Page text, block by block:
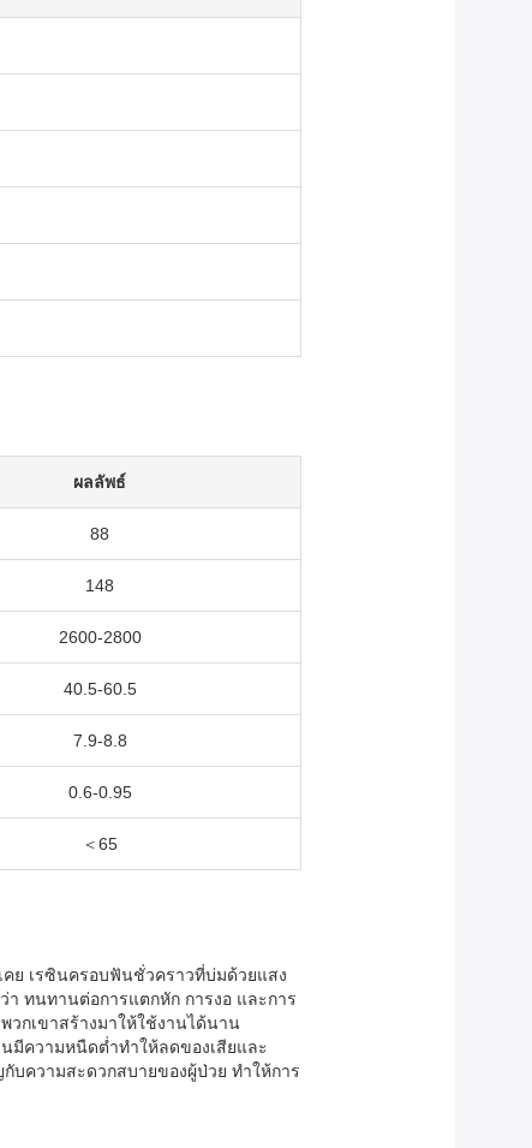
ผลลัพธ์
88
148
2600-2800
40.5-60.5
7.9-8.8
0.6-0.95
＜65
ย เรซินครอบฟันชั่วคราวที่บ่มด้วยแสง
ทนทานต่อการแตกหัก การงอ และการ
วกเขาสร้างมาให้ใช้งานได้นาน
มีความหนืดต่ำทำให้ลดของเสียและ
ความสะดวกสบายของผู้ป่วย ทำให้การ